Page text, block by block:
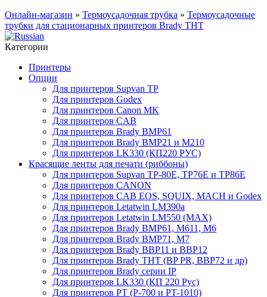
Онлайн-магазин » Термоусадочная трубка » Термоусадочные
трубки для стационарных принтеров Brady THT
Категории
Принтеры
Опции
Для принтеров Supvan TP
Для принтеров Godex
Для принтеров Canon MK
Для принтеров CAB
Для принтеров Brady BMP61
Для принтеров Brady BMP21 и M210
Для принтеров LK330 (КП220 РУС)
Красящие ленты для печати (риббоны)
Для принтеров Supvan TP-80E, TP76E и TP86E
Для принтеров CANON
Для принтеров CAB EOS, SQUIX, MACH и Godex
Для принтеров Letatwin LM390a
Для принтеров Letatwin LM550 (MAX)
Для принтеров Brady BMP61, M611, M6
Для принтеров Brady BMP71, M7
Для принтеров Brady BBP11 и BBP12
Для принтеров Brady THT (BP PR, BBP72 и др)
Для принтеров Brady серии IP
Для принтеров LK330 (КП 220 Рус)
Для принтеров PT (P-700 и PT-1010)